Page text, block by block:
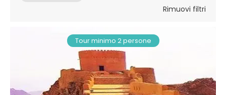
Rimuovi filtri
Tour minimo 2 persone